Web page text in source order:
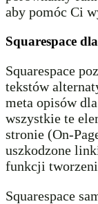
aby pomóc Ci
Squarespace
Squarespace
tekstów
meta opisów
wszystkie te
stronie (On-
uszkodzone
funkcji
Squarespace